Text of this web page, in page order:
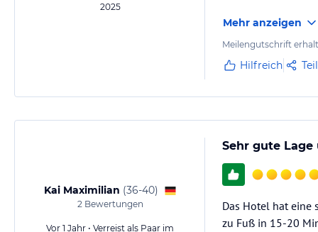
2025
Mehr anzeigen
Meilengutschrift
Hilfreich
Kai Maximilian (36-40)
2Bewertungen
Vor 1 Jahr • Verreist als Paar im
Sehr gute
Das Hotel hat eine
zu Fuß in 15-20